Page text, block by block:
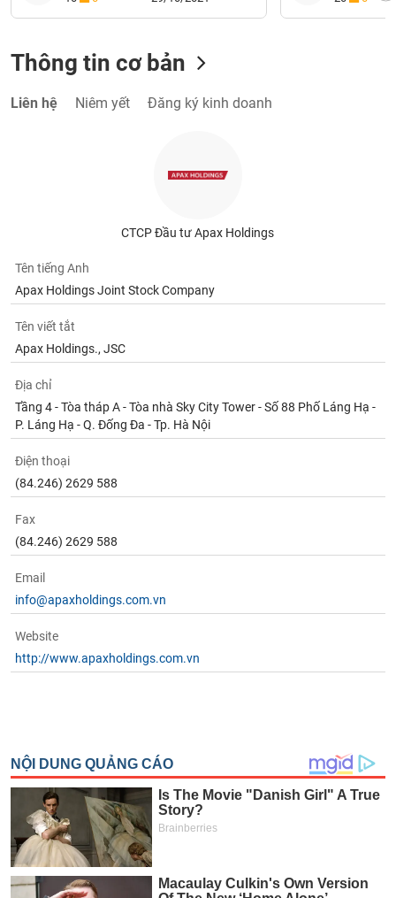
Thông tin cơ bản
Liên hệ Niêm yết Đăng ký kinh doanh
CTCP Đầu tư Apax Holdings
Tên tiếng Anh
Apax Holdings Joint Stock Company
Tên viết tắt
Apax Holdings., JSC
Địa chỉ
Tầng 4 - Tòa tháp A - Tòa nhà Sky City Tower - Số 88 Phố Láng Hạ -
P. Láng Hạ - Q. Đống Đa - Tp. Hà Nội
Điện thoại
(84.246) 2629 588
Fax
(84.246) 2629 588
Email
info@apaxholdings.com.vn
Website
http://www.apaxholdings.com.vn